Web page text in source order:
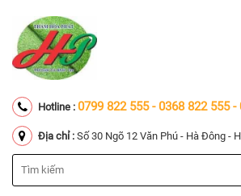
Hotline : 0799 822 555 - 0368 822 555 -
Địa chỉ : Số 30 Ngõ 12 Văn Phú - Hà Đông -